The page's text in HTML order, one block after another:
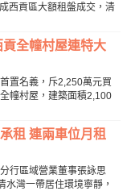
西貢區大額租盤成交，清
全幢村屋連特大
置名義，斥2,250萬元買
幢村屋，建築面積2,100
租 連兩車位月租
行區域營業董事張詠思
灣一帶居住環境寧靜，